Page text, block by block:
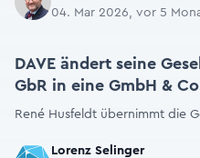
04. Mar 2026, vor 5
DAVE ändert seine
GbR in eine GmbH &
René Husfeldt übernimmt die
Lorenz Selinger